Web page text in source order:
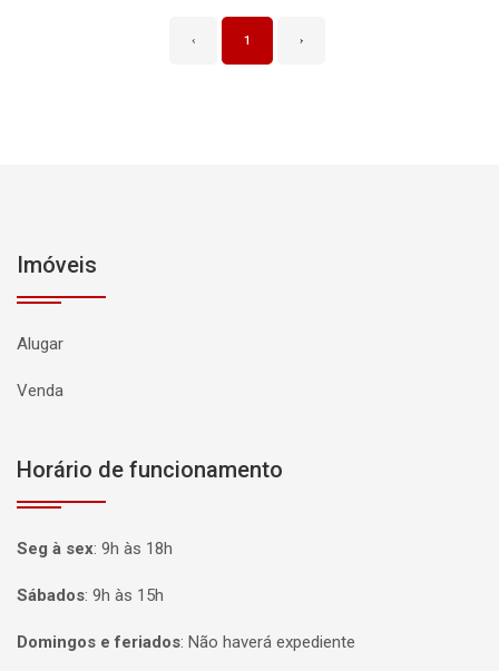
‹ 1 ›
Imóveis
Alugar
Venda
Horário de funcionamento
Seg à sex: 9h às 18h
Sábados: 9h às 15h
Domingos e feriados: Não haverá expediente